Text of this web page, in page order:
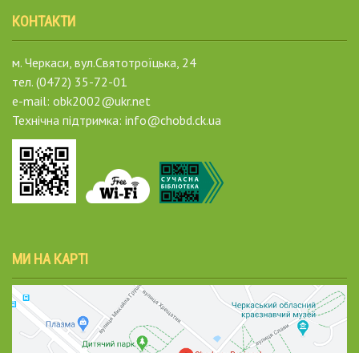
КОНТАКТИ
м. Черкаси, вул.Святотроїцька, 24
тел. (0472) 35-72-01
e-mail: obk2002@ukr.net
Технічна підтримка: info@chobd.ck.ua
МИ НА КАРТІ